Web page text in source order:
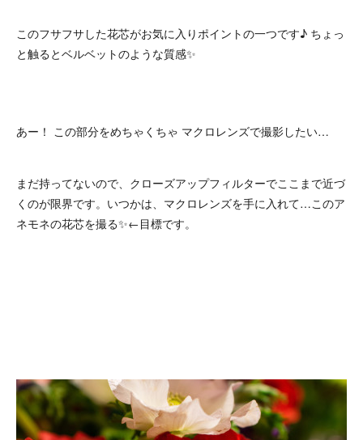
このフサフサした花芯がお気に入りポイントの一つです♪ ちょっ
と触るとベルベットのような質感✨
あー！ この部分をめちゃくちゃ マクロレンズで撮影したい…
まだ持ってないので、クローズアップフィルターでここまで近づ
くのが限界です。いつかは、マクロレンズを手に入れて…このア
ネモネの花芯を撮る✨←目標です。